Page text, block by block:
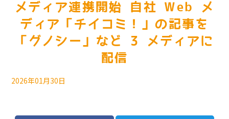
メディア連携開始 自社 Web メ
ディア「チイコミ！」の記事を
「グノシー」など 3 メディアに
配信
2026年01月30日